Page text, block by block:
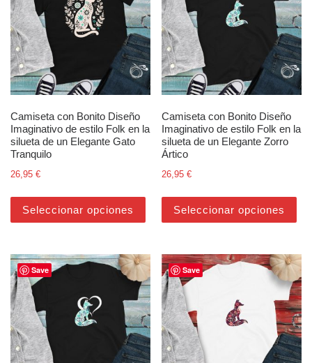
Camiseta con Bonito Diseño
Imaginativo de estilo Folk en la
silueta de un Elegante Gato
Tranquilo
26,95 €
Seleccionar opciones
Camiseta con Bonito Diseño
Imaginativo de estilo Folk en la
silueta de un Elegante Zorro
Ártico
26,95€
Seleccionar opciones
Save Save